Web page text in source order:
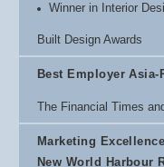
Winner in Interior
Built Design Awards
Best Employer Asia-
The Financial Times
Marketing
New World Harbour